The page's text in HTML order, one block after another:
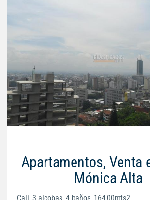
Apartamentos, Venta
Mónica Alta
Cali, 3 alcobas, 4 baños, 164,00mts2